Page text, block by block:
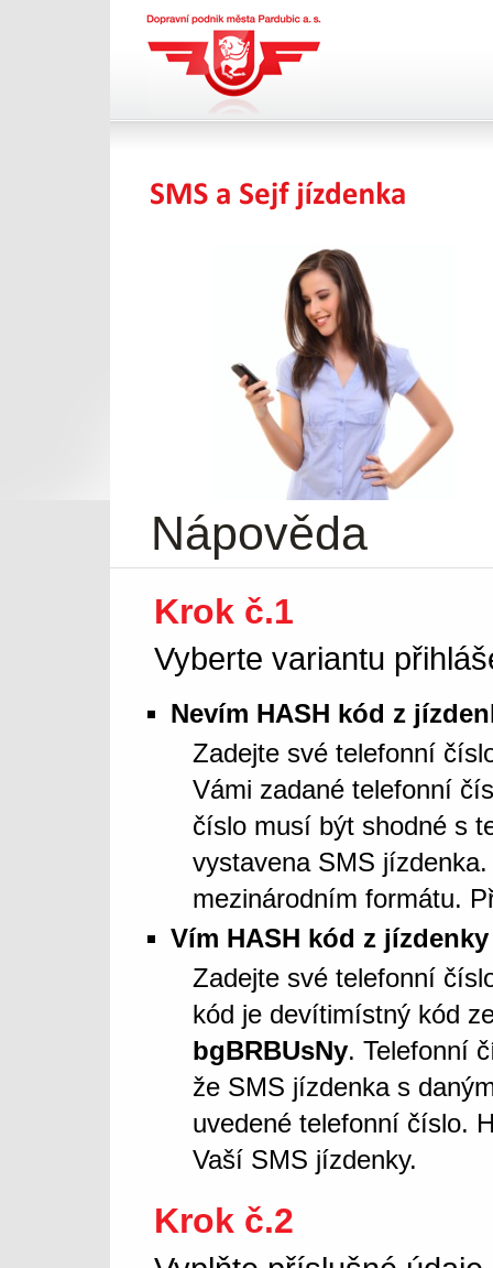
Dopravní podnik města
Pardubic a.s.
SMS jízdenka
Portál pro vystavení daňového dokladu DP
Nápověda
Krok č.1
Vyberte variantu
Nevím HASH kód z
Zadejte své telefonní
Vámi zadané telefonní
číslo musí být shodné s
vystavena SMS
mezinárodním formátu.
Vím HASH kód z jízdenky
Zadejte své telefonní
kód je devítimístný kód
bgBRBUsNy. Telefonní
že SMS jízdenka s
uvedené telefonní číslo.
Vaší SMS jízdenky.
Krok č.2